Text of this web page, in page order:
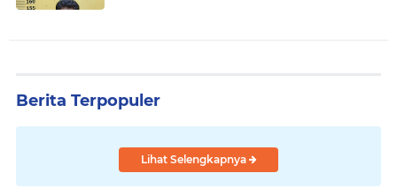
Berita Terpopuler
Lihat Selengkapnya